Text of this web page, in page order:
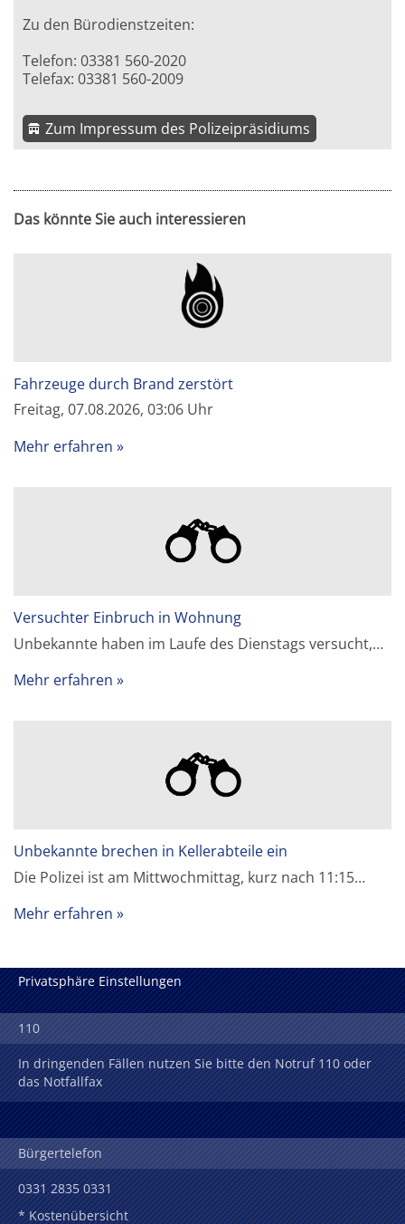
Zu den Bürodienstzeiten:
Telefon: 03381 560-2020
Telefax: 03381 560-2009
Zum Impressum des Polizeipräsidiums
Das könnte Sie auch interessieren
Fahrzeuge durch Brand zerstört
Freitag, 07.08.2026, 03:06 Uhr
Mehr erfahren
Versuchter Einbruch in Wohnung
Unbekannte haben im Laufe des Dienstags versucht,…
Mehr erfahren
Unbekannte brechen in Kellerabteile ein
Die Polizei ist am Mittwochmittag, kurz nach 11:15…
Mehr erfahren
Privatsphäre Einstellungen
110
In dringenden Fällen nutzen Sie bitte den Notruf 110 oder
das Notfallfax
Bürgertelefon
0331 2835 0331
* Kostenübersicht